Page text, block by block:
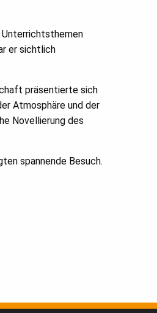
Unterrichtsthemen
er sichtlich
präsentierte sich
Atmosphäre und der
Novellierung des
spannende Besuch.